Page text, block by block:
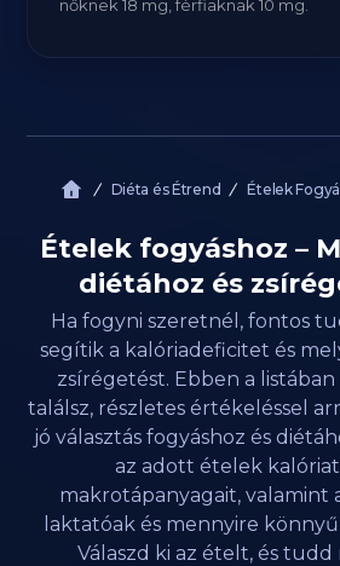
nőknek 18 mg, férfiaknak 10 mg.
Diéta és Étrend Ételek
Ételek fogyáshoz –
diétához és
Ha fogyni szeretnél, fontos
segítik a kalóriadeficitet és
zsírégetést. Ebben a
találsz, részletes értékeléssel
jó választás fogyáshoz és
az adott ételek
makrotápanyagait, valamint
laktatóak és mennyire
Válaszd ki az ételt, és tudd